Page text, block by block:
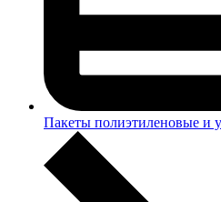
Пакеты полиэтиленовые и